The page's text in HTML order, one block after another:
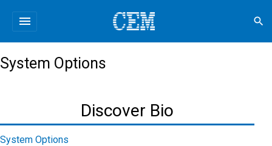
menu search
System Options
Discover Bio
System Options